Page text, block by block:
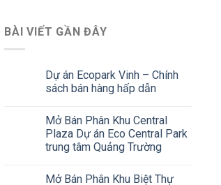
BÀI VIẾT GẦN ĐÂY
Dự án Ecopark Vinh – Chính
sách bán hàng hấp dẫn
Mở Bán Phân Khu Central
Plaza Dự án Eco Central Park
trung tâm Quảng Trường
Mở Bán Phân Khu Biệt Thự